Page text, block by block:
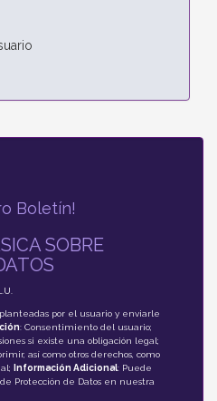
Boletín!
SOBRE
por el usuario y enviarle
: Consentimiento del usuario;
si existe una obligación legal;
así como otros derechos, como
Información Adicional: Puede
Protección de Datos en nuestra